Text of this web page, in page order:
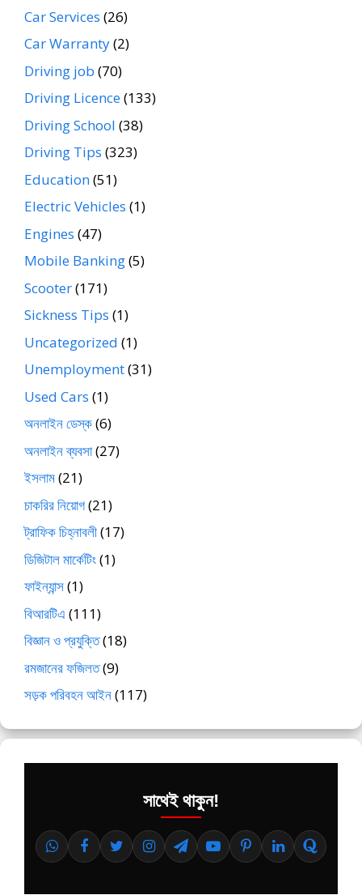
Car Services (26)
Car Warranty(2)
Driving job (70)
Driving Licence(133)
Driving School (38)
Driving Tips (323)
Education(51)
Electric Vehicles (1)
Engines (47)
Mobile Banking(5)
Scooter(171)
Sickness Tips (1)
Uncategorized (1)
Unemployment(31)
Used Cars (1)
অনলাইন ডেস্ক(6)
অনলাইন ব্যবসা(27)
ইসলাম(21)
চাকরির নিয়োগ(21)
ট্রাফিক চিহ্নাবলী(17)
ডিজিটাল মার্কেটিং(1)
ফাইন্যান্স(1)
বিআরটিএ (111)
বিজ্ঞান ও প্রযুক্তি(18)
রমজানের ফজিলত(9)
সড়ক পরিবহন আইন(117)
সাথেই থাকুন!